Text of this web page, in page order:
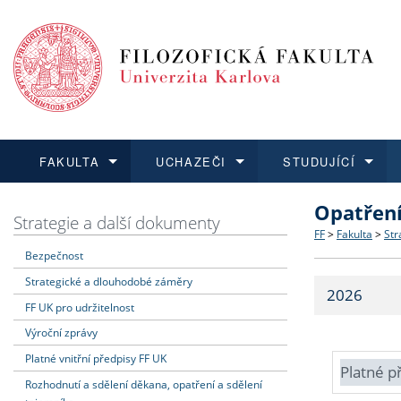
FAKULTA
Dozvědět se více
Struktura
Strategie
Fakultní
UCHAZEČI
Podat přihlášku
Co
Učitelské
STUDUJÍCÍ
Dozvědět se více
Dozvědět se více
O vědě a
Dozvědět se více
Aktuální
Strategie a další dokumenty
Bezpečnost
Strategické a dlouhodobé záměry
FF UK pro udržitelnost
Výroční zprávy
Platné vnitřní předpisy FF UK
Rozhodnutí a sdělení děkana, opatření a sdělení
FF > Fakulta >
2026
Platné